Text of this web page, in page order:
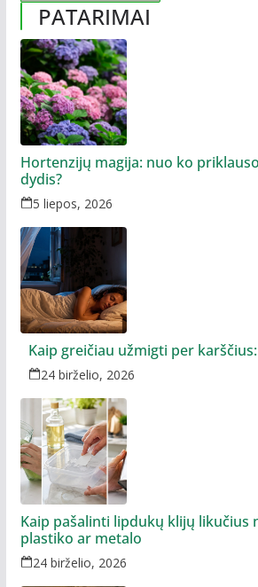
PATARIMAI
Hortenzijų magija: nuo ko
dydis?
5 liepos, 2026
Kaip greičiau užmigti per
24 birželio, 2026
Kaip pašalinti lipdukų klijų likučius
plastiko ar metalo
24 birželio, 2026